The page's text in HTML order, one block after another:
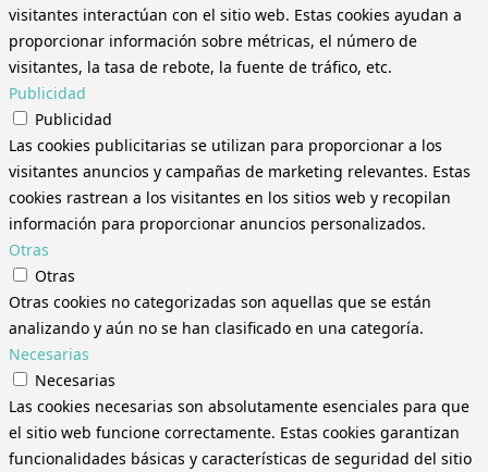
visitantes interactúan con el sitio web. Estas cookies ayudan a
proporcionar información sobre métricas, el número de
visitantes, la tasa de rebote, la fuente de tráfico, etc.
Publicidad
Publicidad
Las cookies publicitarias se utilizan para proporcionar a los
visitantes anuncios y campañas de marketing relevantes. Estas
cookies rastrean a los visitantes en los sitios web y recopilan
información para proporcionar anuncios personalizados.
Otras
Otras
Otras cookies no categorizadas son aquellas que se están
analizando y aún no se han clasificado en una categoría.
Necesarias
Necesarias
Las cookies necesarias son absolutamente esenciales para que
el sitio web funcione correctamente. Estas cookies garantizan
funcionalidades básicas y características de seguridad del sitio